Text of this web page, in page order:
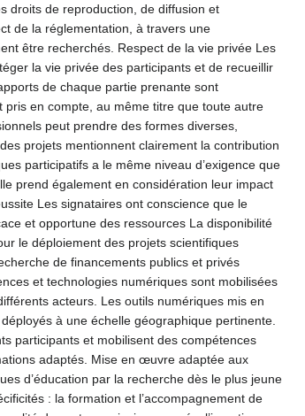
droits de reproduction, de diffusion et
de la réglementation, à travers une
être recherchés. Respect de la vie privée Les
la vie privée des participants et de recueillir
de chaque partie prenante sont
pris en compte, au même titre que toute autre
peut prendre des formes diverses,
projets mentionnent clairement la contribution
participatifs a le même niveau d’exigence que
prend également en considération leur impact
Les signataires ont conscience que le
et opportune des ressources La disponibilité
le déploiement des projets scientifiques
de financements publics et privés
et technologies numériques sont mobilisées
acteurs. Les outils numériques mis en
à une échelle géographique pertinente.
participants et mobilisent des compétences
adaptés. Mise en œuvre adaptée aux
d’éducation par la recherche dès le plus jeune
: la formation et l’accompagnement de